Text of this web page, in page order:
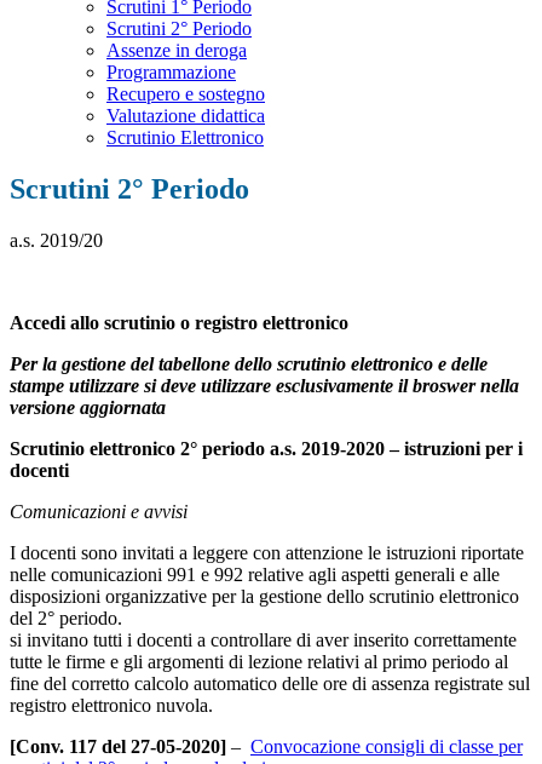
Scrutini 1° Periodo
Scrutini 2° Periodo
Assenze in deroga
Programmazione
Recupero e sostegno
Valutazione didattica
Scrutinio Elettronico
Scrutini 2° Periodo
a.s. 2019/20
Accedi allo scrutinio o registro elettronico
Per la gestione del tabellone dello scrutinio elettronico e delle
stampe utilizzare si deve utilizzare esclusivamente il broswer nella
versione aggiornata
Scrutinio elettronico 2° periodo a.s. 2019-2020 – istruzioni per i
docenti
Comunicazioni e avvisi
I docenti sono invitati a leggere con attenzione le istruzioni riportate
nelle comunicazioni 991 e 992 relative agli aspetti generali e alle
disposizioni organizzative per la gestione dello scrutinio elettronico
del 2° periodo.
si invitano tutti i docenti a controllare di aver inserito correttamente
tutte le firme e gli argomenti di lezione relativi al primo periodo al
fine del corretto calcolo automatico delle ore di assenza registrate sul
registro elettronico nuvola.
[Conv. 117 del 27-05-2020] – Convocazione consigli di classe per